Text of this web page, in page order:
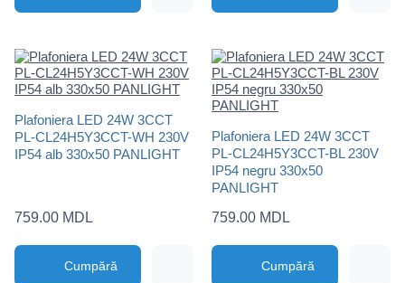
Plafoniera LED 24W 3CCT
PL-CL24H5Y3CCT-WH 230V
IP54 alb 330x50 PANLIGHT
759.00 MDL
Cumpără
Plafoniera LED 24W 3CCT
PL-CL24H5Y3CCT-BL 230V
IP54 negru 330x50
PANLIGHT
759.00 MDL
Cumpără